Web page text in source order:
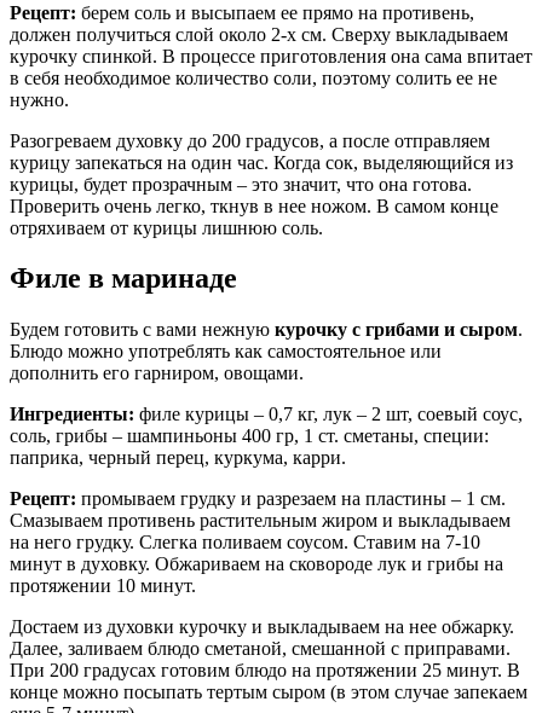
Рецепт: берем соль и высыпаем ее прямо на противень,
должен получиться слой около 2-х см. Сверху выкладываем
курочку спинкой. В процессе приготовления она сама впитает
в себя необходимое количество соли, поэтому солить ее не
нужно.
Разогреваем духовку до 200 градусов, а после отправляем
курицу запекаться на один час. Когда сок, выделяющийся из
курицы, будет прозрачным – это значит, что она готова.
Проверить очень легко, ткнув в нее ножом. В самом конце
отряхиваем от курицы лишнюю соль.
Филе в маринаде
Будем готовить с вами нежную курочку с грибами и сыром.
Блюдо можно употреблять как самостоятельное или
дополнить его гарниром, овощами.
Ингредиенты: филе курицы – 0,7 кг, лук – 2 шт, соевый соус,
соль, грибы – шампиньоны 400 гр, 1 ст. сметаны, специи:
паприка, черный перец, куркума, карри.
Рецепт: промываем грудку и разрезаем на пластины – 1 см.
Смазываем противень растительным жиром и выкладываем
на него грудку. Слегка поливаем соусом. Ставим на 7-10
минут в духовку. Обжариваем на сковороде лук и грибы на
протяжении 10 минут.
Достаем из духовки курочку и выкладываем на нее обжарку.
Далее, заливаем блюдо сметаной, смешанной с приправами.
При 200 градусах готовим блюдо на протяжении 25 минут. В
конце можно посыпать тертым сыром (в этом случае запекаем